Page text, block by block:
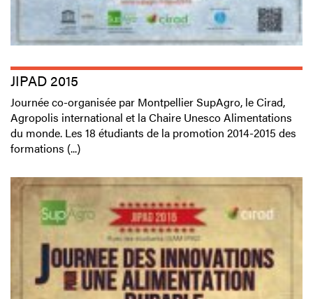
JIPAD 2015
Journée co-organisée par Montpellier SupAgro, le Cirad,
Agropolis international et la Chaire Unesco Alimentations
du monde. Les 18 étudiants de la promotion 2014-2015 des
formations (...)